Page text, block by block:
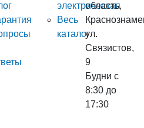
электрическая
Весь
каталог
область,
ул.
Связистов,
9
Будни с
8:30 до
17:30